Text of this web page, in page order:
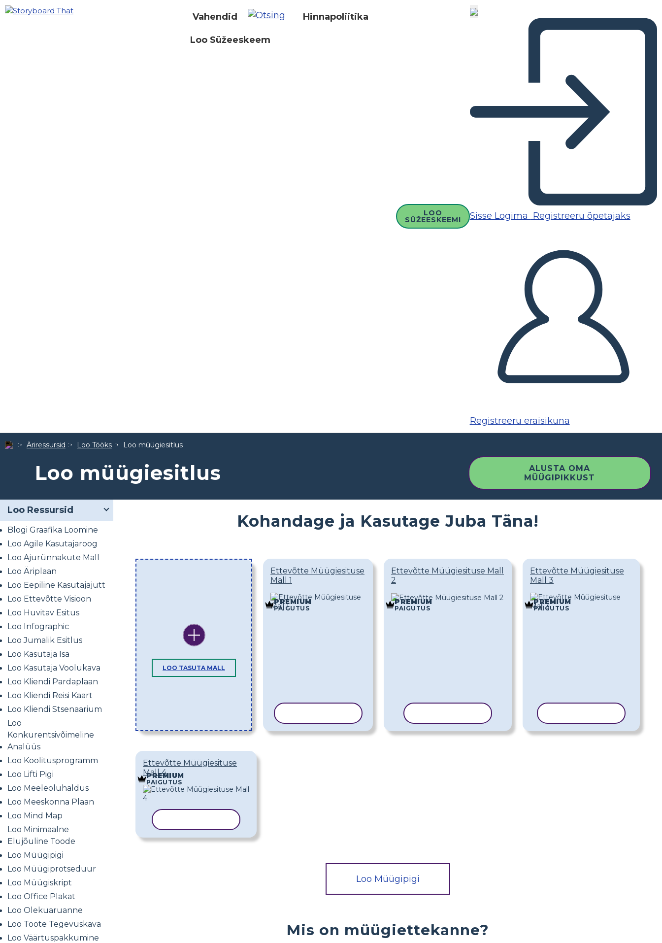
Vahendid Hinnapoliitika
Loo Süžeeskeem
LOO
SÜŽEESKEEMI Sisse Logima Registreeru õpetajaks
Registreeru eraisikuna
Äriressursid Loo Tööks Loo müügiesitlus
Loo müügiesitlus
ALUSTA OMA
MÜÜGIPIKKUST
Loo Ressursid
Blogi Graafika Loomine
Loo Agile Kasutajaroog
Loo Ajurünnakute Mall
Loo Äriplaan
Loo Eepiline Kasutajajutt
Loo Ettevõtte Visioon
Loo Huvitav Esitus
Loo Infographic
Loo Jumalik Esitlus
Loo Kasutaja Isa
Loo Kasutaja Voolukava
Loo Kliendi Pardaplaan
Loo Kliendi Reisi Kaart
Loo Kliendi Stsenaarium
Loo
Konkurentsivõimeline
Analüüs
Loo Koolitusprogramm
Loo Lifti Pigi
Loo Meeleoluhaldus
Loo Meeskonna Plaan
Loo Mind Map
Loo Minimaalne
Elujõuline Toode
Loo Müügipigi
Loo Müügiprotseduur
Loo Müügiskript
Loo Office Plakat
Loo Olekuaruanne
Loo Toote Tegevuskava
Loo Väärtuspakkumine
Kohandage ja Kasutage Juba Täna!
LOO TASUTA MALL
Ettevõtte Müügiesituse
Mall 1
PREMIUM
PAIGUTUS
Ettevõtte Müügiesituse Mall
2
PREMIUM
PAIGUTUS
Ettevõtte Müügiesituse
Mall 3
PREMIUM
PAIGUTUS
Ettevõtte Müügiesituse
Mall 4
PREMIUM
PAIGUTUS
Loo Müügipigi
Mis on müügiettekanne?